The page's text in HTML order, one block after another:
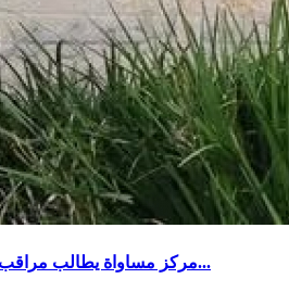
مركز مساواة يطالب مراقب الدولة بتنفيذ قانون التمثيل...